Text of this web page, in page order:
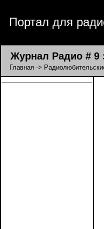
Портал для
Журнал Радио # 9
Главная ->